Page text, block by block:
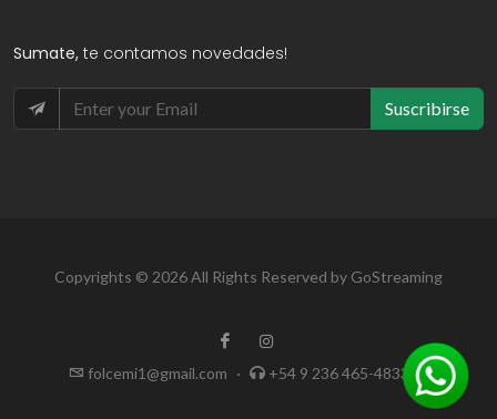
Sumate, te contamos novedades!
Suscribirse
Copyrights © 2026 All Rights Reserved by GoStreaming
folcemi1@gmail.com · +54 9 236 465-4833 ·